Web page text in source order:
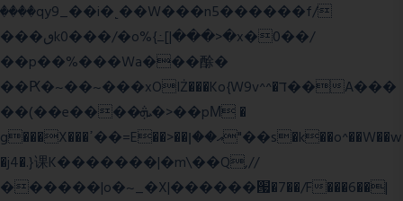
����qy9_��i�˻��W���n5������f/
���ٯk0���/�o%{߸[|���>�x�0��/
��p��%���Wa���酴�
��Ԗ�~��~���xOIŻ���Ko{W9v^^�ד��A���
��(��e����ܞ�>��pΜ �
g���X���ߴ��=E��>��އ��ן"��s�k��o^��W��w
�j4�.}课K�������|�m\��Q,//
������|o�~_�X|������՗�7��/F���6��|